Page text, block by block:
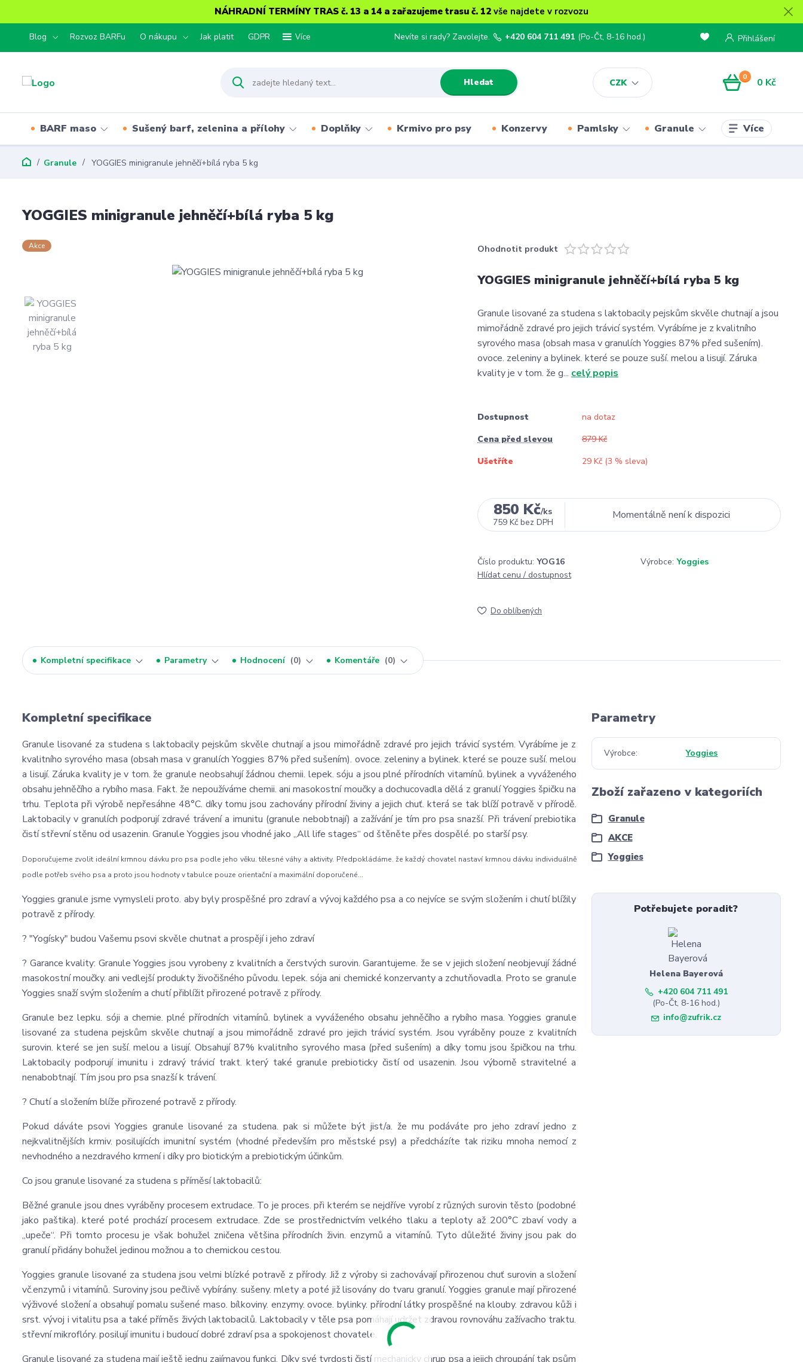
NÁHRADNÍ TERMÍNY TRAS č. 13 a 14 a zařazujeme trasu č. 12 vše najdete v rozvozu
Blog Rozvoz BARFu O nákupu Jak platit GDPR Více
CZK
Přihlášení
Hledat
Nevíte si rady? Zavolejte. +420 604 711 491 (Po-Čt, 8-16 hod.)
0 0 Kč
BARF maso Sušený barf, zelenina a přílohy Doplňky Krmivo pro psy Konzervy Pamlsky Granule Více
Granule YOGGIES minigranule jehněčí+bílá ryba 5 kg
YOGGIES minigranule jehněčí+bílá ryba 5 kg
Akce Ohodnotit produkt
YOGGIES minigranule jehněčí+bílá ryba 5 kg
Granule lisované za studena s laktobacily pejskům skvěle chutnají a jsou
mimořádně zdravé pro jejich trávicí systém. Vyrábíme je z kvalitního
syrového masa (obsah masa v granulích Yoggies 87% před sušením).
ovoce. zeleniny a bylinek. které se pouze suší. melou a lisují. Záruka
kvality je v tom. že g... celý popis
Dostupnost
na dotaz
Cena před slevou
879 Kč
Ušetříte
29 Kč (3 % sleva)
850 Kč/ks
759 Kč bez DPH
Momentálně není k dispozici
Číslo produktu: YOG16 Výrobce: Yoggies
Hlídat cenu / dostupnost
Do oblíbených
Kompletní specifikace Parametry Hodnocení 0 Komentáře 0
Kompletní specifikace
Granule lisované za studena s laktobacily pejskům skvěle chutnají a jsou mimořádně zdravé pro jejich trávicí systém. Vyrábíme je z
kvalitního syrového masa (obsah masa v granulích Yoggies 87% před sušením). ovoce. zeleniny a bylinek. které se pouze suší. melou
a lisují. Záruka kvality je v tom. že granule neobsahují žádnou chemii. lepek. sóju a jsou plné přírodních vitamínů. bylinek a vyváženého
obsahu jehněčího a rybího masa. Fakt. že nepoužíváme chemii. ani masokostní moučky a dochucovadla dělá z granulí Yoggies špičku na
trhu. Teplota při výrobě nepřesáhne 48°C. díky tomu jsou zachovány přírodní živiny a jejich chuť. která se tak blíží potravě v přírodě.
Laktobacily v granulích podporují zdravé trávení a imunitu (granule nebobtnají) a zažívání je tím pro psa snazší. Při trávení prebiotika
čistí střevní stěnu od usazenin. Granule Yoggies jsou vhodné jako „All life stages“ od štěněte přes dospělé. po starší psy.
Doporučujeme zvolit ideální krmnou dávku pro psa podle jeho věku. tělesné váhy a aktivity. Předpokládáme. že každý chovatel nastaví krmnou dávku individuálně
podle potřeb svého psa a proto jsou hodnoty v tabulce pouze orientační a maximální doporučené...
Yoggies granule jsme vymysleli proto. aby byly prospěšné pro zdraví a vývoj každého psa a co nejvíce se svým složením i chutí blížily
potravě z přírody.
? "Yogísky" budou Vašemu psovi skvěle chutnat a prospějí i jeho zdraví
? Garance kvality: Granule Yoggies jsou vyrobeny z kvalitních a čerstvých surovin. Garantujeme. že se v jejich složení neobjevují žádné
masokostní moučky. ani vedlejší produkty živočišného původu. lepek. sója ani chemické konzervanty a zchutňovadla. Proto se granule
Yoggies snaží svým složením a chutí přiblížit přirozené potravě z přírody.
Granule bez lepku. sóji a chemie. plné přírodních vitamínů. bylinek a vyváženého obsahu jehněčího a rybího masa. Yoggies granule
lisované za studena pejskům skvěle chutnají a jsou mimořádně zdravé pro jejich trávicí systém. Jsou vyráběny pouze z kvalitních
surovin. které se jen suší. melou a lisují. Obsahují 87% kvalitního syrového masa (před sušením) a díky tomu jsou špičkou na trhu.
Laktobacily podporují imunitu i zdravý trávicí trakt. který také granule prebioticky čistí od usazenin. Jsou výborně stravitelné a
nenabobtnají. Tím jsou pro psa snazší k trávení.
? Chutí a složením blíže přirozené potravě z přírody.
Pokud dáváte psovi Yoggies granule lisované za studena. pak si můžete být jist/a. že mu podáváte pro jeho zdraví jedno z
nejkvalitnějších krmiv. posilujících imunitní systém (vhodné především pro městské psy) a předcházíte tak riziku mnoha nemocí z
nevhodného a nezdravého krmení i díky pro biotickým a prebiotickým účinkům.
Co jsou granule lisované za studena s příměsí laktobacilů:
Běžné granule jsou dnes vyráběny procesem extrudace. To je proces. při kterém se nejdříve vyrobí z různých surovin těsto (podobné
jako paštika). které poté prochází procesem extrudace. Zde se prostřednictvím velkého tlaku a teploty až 200°C zbaví vody a
„upeče“. Při tomto procesu je však bohužel zničena většina přírodních živin. enzymů a vitamínů. Tyto důležité živiny jsou pak do
granulí přidány bohužel jedinou možnou a to chemickou cestou.
Yoggies granule lisované za studena jsou velmi blízké potravě z přírody. Již z výroby si zachovávají přirozenou chuť surovin a složení
vč.enzymů i vitamínů. Suroviny jsou pečlivě vybírány. sušeny. mlety a poté již lisovány do tvaru granulí. Yoggies granule mají přirozené
výživové složení a obsahují pomalu sušené maso. bílkoviny. enzymy. ovoce. bylinky. přírodní látky prospěšné na klouby. zdravou kůži i
srst. vývoj i vitalitu psa a také příměs živých laktobacilů. Laktobacily v těle psa pomáhají udržet zdravou rovnováhu zažívacího traktu.
střevní mikroflóry. posilují imunitu i budoucí dobré zdraví psa a spokojenost chovatele.
Granule lisované za studena mají ještě jednu zajímavou funkci. Díky své tvrdosti čistí mechanicky chrup psa a jejich chroupání tak psům
Parametry
Výrobce Yoggies
Zboží zařazeno v kategoriích
Granule
AKCE
Yoggies
Potřebujete poradit?
Helena Bayerová
+420 604 711 491
(Po-Čt, 8-16 hod.)
info@zufrik.cz